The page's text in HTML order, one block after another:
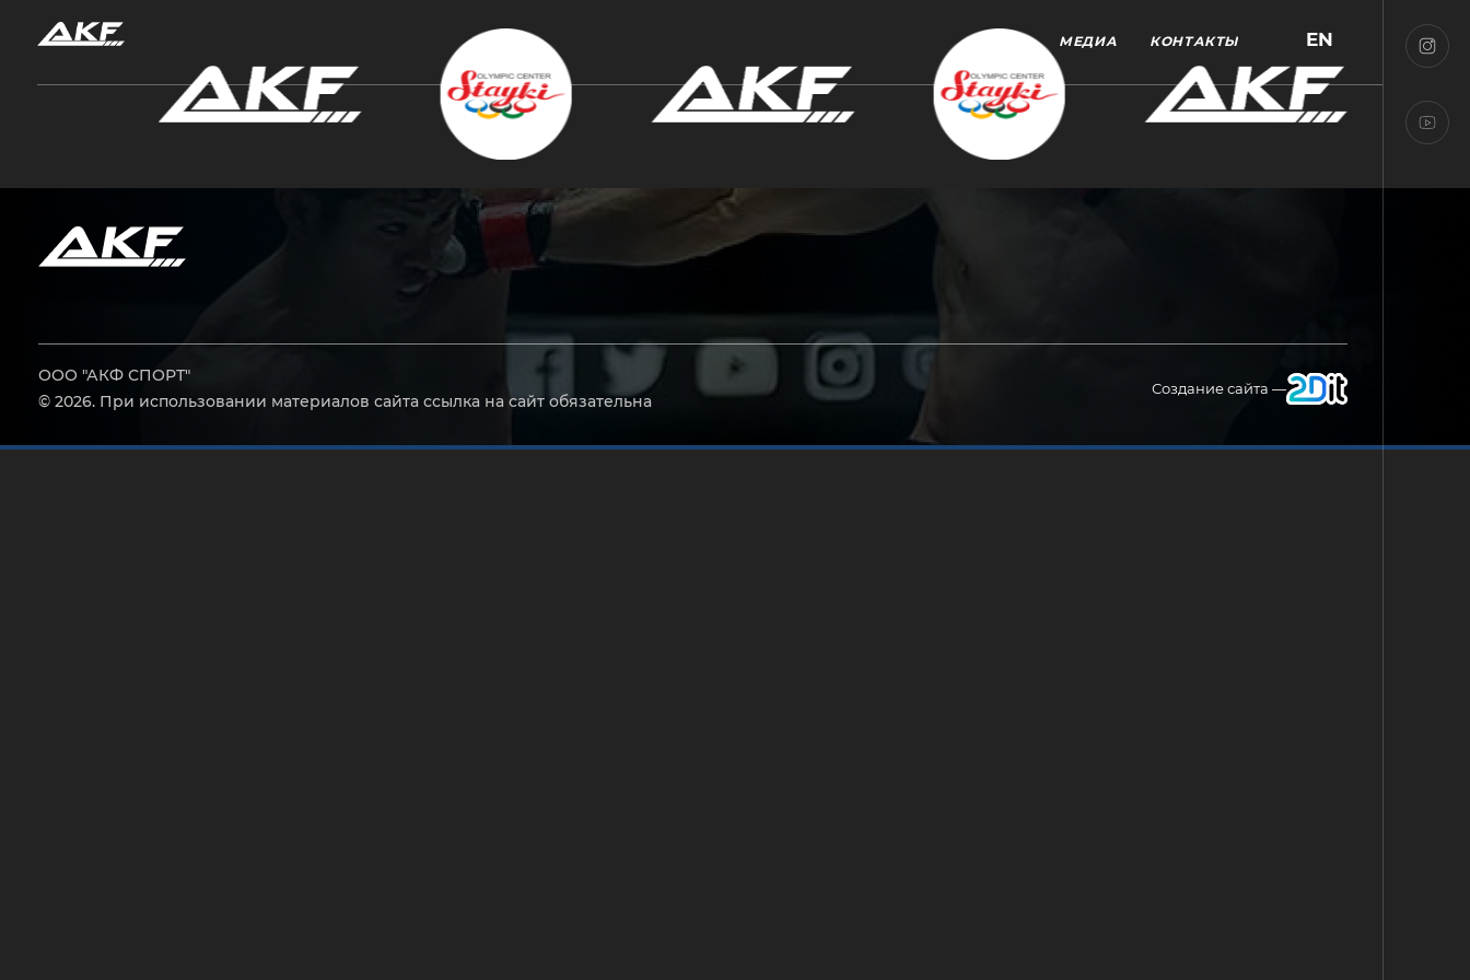
МЕДИА КОНТАКТЫ EN
ООО "АКФ СПОРТ"
© 2026. При использовании материалов сайта ссылка на сайт обязательна
Создание сайта —
Нажмите Enter для поиска или Esc, чтобы закрыть